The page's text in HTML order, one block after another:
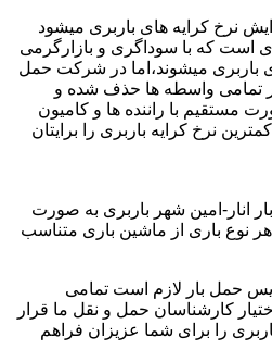
نرخ کرایه های باربری میشود
است که با سوداگری و بازارگرمی
باربری میشوند،اما در شرکت حمل
تمامی واسطه ها حذف شده و
مستقیم با راننده ها و کامیون
نرخ کرایه باربری را برایتان
انار-امین شهر باربری به صورت
نوع باری از ماشین باری متناسب
حمل بار لازم است تمامی
کارشناسان حمل و نقل ما قرار
باربری را برای شما عزیزان فراهم